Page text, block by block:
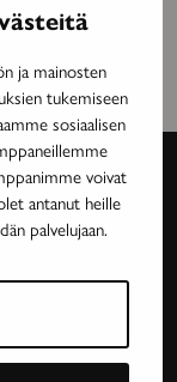
ja mainosten
tukemiseen
sosiaalisen
voivat
antanut heille
palvelujaan.
luotettavaa